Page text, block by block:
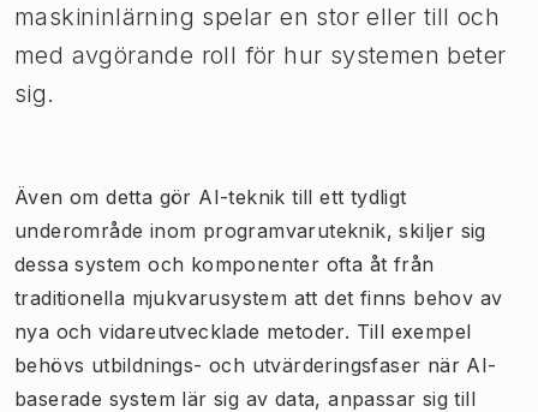
maskininlärning spelar en stor eller till och
med avgörande roll för hur systemen beter
sig.
Även om detta gör AI-teknik till ett tydligt
underområde inom programvaruteknik, skiljer sig
dessa system och komponenter ofta åt från
traditionella mjukvarusystem att det finns behov av
nya och vidareutvecklade metoder. Till exempel
behövs utbildnings- och utvärderingsfaser när AI-
baserade system lär sig av data, anpassar sig till